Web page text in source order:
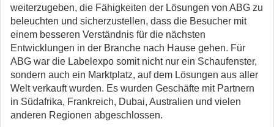
weiterzugeben, die Fähigkeiten der Lösungen von ABG zu
beleuchten und sicherzustellen, dass die Besucher mit
einem besseren Verständnis für die nächsten
Entwicklungen in der Branche nach Hause gehen. Für
ABG war die Labelexpo somit nicht nur ein Schaufenster,
sondern auch ein Marktplatz, auf dem Lösungen aus aller
Welt verkauft wurden. Es wurden Geschäfte mit Partnern
in Südafrika, Frankreich, Dubai, Australien und vielen
anderen Regionen abgeschlossen.